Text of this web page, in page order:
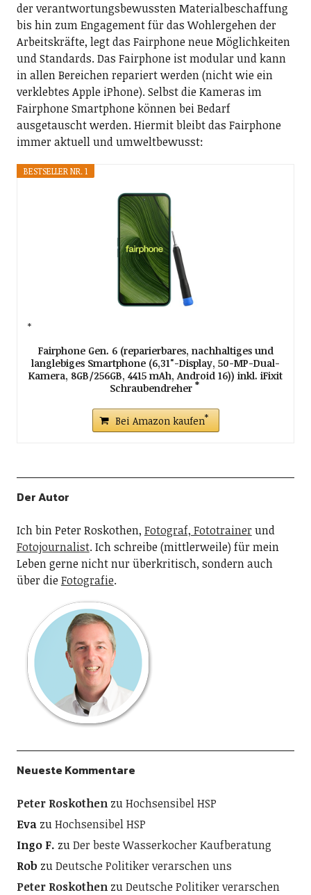
der verantwortungsbewussten Materialbeschaffung
bis hin zum Engagement für das Wohlergehen der
Arbeitskräfte, legt das Fairphone neue Möglichkeiten
und Standards. Das Fairphone ist modular und kann
in allen Bereichen repariert werden (nicht wie ein
verklebtes Apple iPhone). Selbst die Kameras im
Fairphone Smartphone können bei Bedarf
ausgetauscht werden. Hiermit bleibt das Fairphone
immer aktuell und umweltbewusst:
BESTSELLER NR. 1
Fairphone Gen. 6 (reparierbares, nachhaltiges und
langlebiges Smartphone (6,31"-Display, 50-MP-Dual-
Kamera, 8GB/256GB, 4415 mAh, Android 16)) inkl. iFixit
Schraubendreher
Bei Amazon kaufen
Der Autor
Ich bin Peter Roskothen, Fotograf, Fototrainer und
Fotojournalist. Ich schreibe (mittlerweile) für mein
Leben gerne nicht nur überkritisch, sondern auch
über dieFotografie.
Neueste Kommentare
Peter RoskothenzuHochsensibel HSP
EvazuHochsensibel HSP
Ingo F. zuDer beste Wasserkocher Kaufberatung
Rob zuDeutsche Politiker verarschen uns
Peter RoskothenzuDeutsche Politiker verarschen